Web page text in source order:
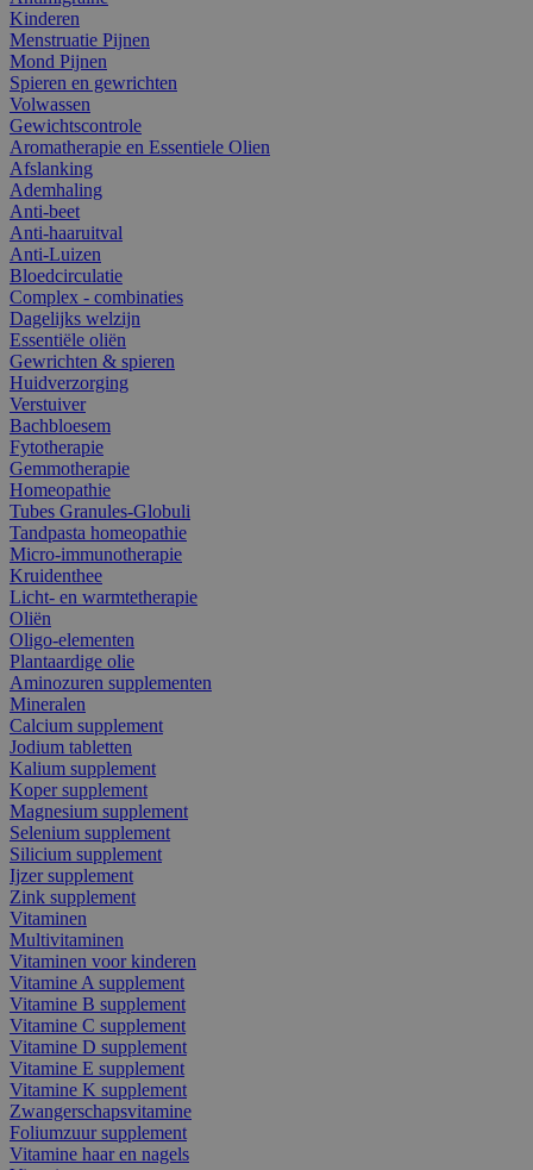
Kinderen
Menstruatie Pijnen
Mond Pijnen
Spieren en gewrichten
Volwassen
Gewichtscontrole
Aromatherapie en Essentiele Olien
Afslanking
Ademhaling
Anti-beet
Anti-haaruitval
Anti-Luizen
Bloedcirculatie
Complex - combinaties
Dagelijks welzijn
Essentiële oliën
Gewrichten & spieren
Huidverzorging
Verstuiver
Bachbloesem
Fytotherapie
Gemmotherapie
Homeopathie
Tubes Granules-Globuli
Tandpasta homeopathie
Micro-immunotherapie
Kruidenthee
Licht- en warmtetherapie
Oliën
Oligo-elementen
Plantaardige olie
Aminozuren supplementen
Mineralen
Calcium supplement
Jodium tabletten
Kalium supplement
Koper supplement
Magnesium supplement
Selenium supplement
Silicium supplement
Ijzer supplement
Zink supplement
Vitaminen
Multivitaminen
Vitaminen voor kinderen
Vitamine A supplement
Vitamine B supplement
Vitamine C supplement
Vitamine D supplement
Vitamine E supplement
Vitamine K supplement
Zwangerschapsvitamine
Foliumzuur supplement
Vitamine haar en nagels